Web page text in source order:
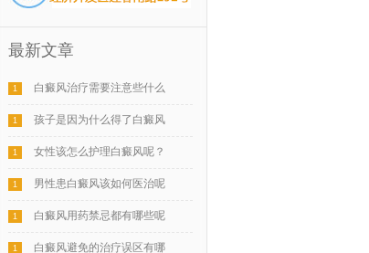
最新文章
1 白癜风治疗需要注意些什么
1 孩子是因为什么得了白癜风
1 女性该怎么护理白癜风呢？
1 男性患白癜风该如何医治呢
1 白癜风用药禁忌都有哪些呢
1 白癜风避免的治疗误区有哪